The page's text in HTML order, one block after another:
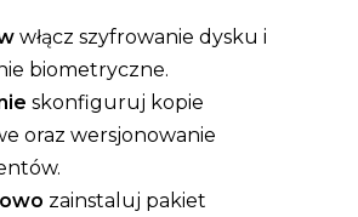
włącz szyfrowanie dysku i
biometryczne.
skonfiguruj kopie
oraz wersjonowanie
zainstaluj pakiet